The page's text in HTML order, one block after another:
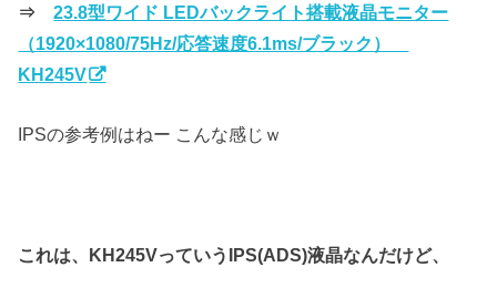
⇒23.8型ワイド LEDバックライト搭載液晶モニター
（1920×1080/75Hz/応答速度6.1ms/ブラック）
KH245V
IPSの参考例はねー こんな感じｗ
これは、KH245VっていうIPS(ADS)液晶なんだけど、